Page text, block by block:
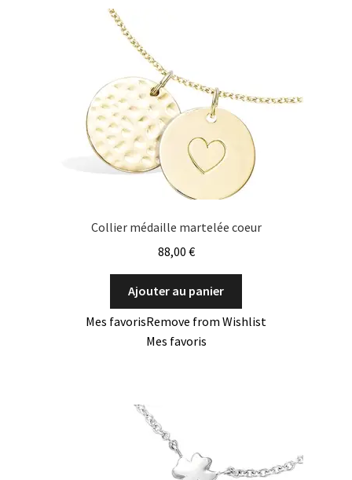
Collier médaille martelée coeur
88,00 €
Ajouter au panier
Mes favorisRemove from Wishlist
Mes favoris